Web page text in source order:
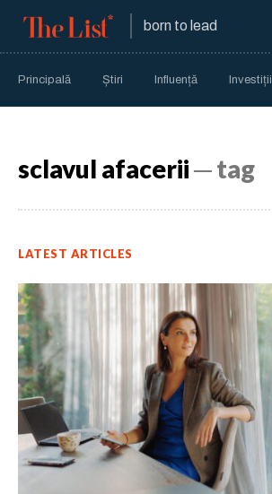
born to lead
Principală Știri Influență Investiții
sclavul afacerii─ tag
LATEST ARTICLES